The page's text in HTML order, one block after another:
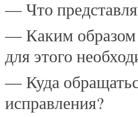
— Что
— Каким образом
для этого
— Куда
исправления?